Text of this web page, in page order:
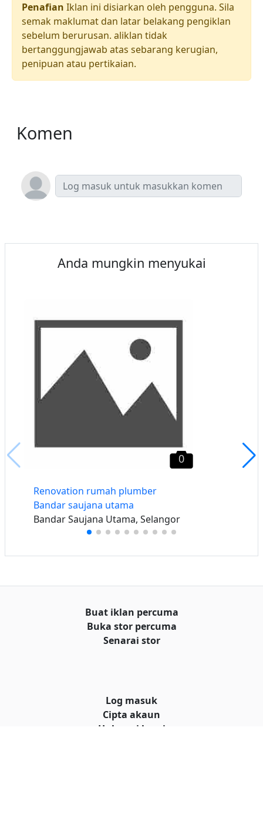
Penafian Iklan ini disiarkan oleh pengguna. Sila
semak maklumat dan latar belakang pengiklan
sebelum berurusan. aliklan tidak
bertanggungjawab atas sebarang kerugian,
penipuan atau pertikaian.
Komen
Anda mungkin menyukai
0
Renovation rumah plumber
Bandar saujana utama
Bandar Saujana Utama, Selangor
Buat iklan percuma
Buka stor percuma
Senarai stor
Log masuk
Cipta akaun
Hubungi kami